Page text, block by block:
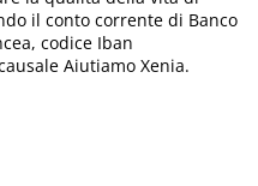
il conto corrente di Banco
codice Iban
Aiutiamo Xenia.